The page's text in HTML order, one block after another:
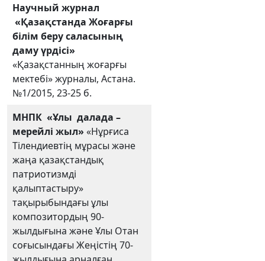
Научный журнал
«Қазақстанда Жоғарғы
білім беру саласының
даму үрдісі»
«Қазақстанның жоғарғы
мектебі» журналы, Астана.
№1/2015, 23-25 б.
МНПК «Ұлы далада –
мерейлі жыл» «Нұрғиса
Тілендиевтің мұрасы және
жаңа қазақстандық
патриотизмді
қалыптастыру»
тақырыбындағы ұлы
композитордың 90-
жылдығына және Ұлы Отан
соғысындағы Жеңістің 70-